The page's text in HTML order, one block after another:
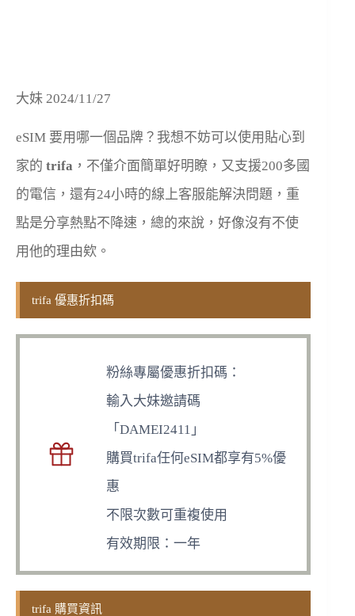
大妹 2024/11/27
eSIM 要用哪一個品牌？我想不妨可以使用貼心到
家的 trifa ，不僅介面簡單好明瞭，又支援200多國
的電信，還有24小時的線上客服能解決問題，重
點是分享熱點不降速，總的來說，好像沒有不使
用他的理由欸。
trifa 優惠折扣碼
粉絲專屬優惠折扣碼：
輸入大妹邀請碼
「DAMEI2411」
購買trifa任何eSIM都享有5%優
惠
不限次數可重複使用
有效期限：一年
trifa 購買資訊